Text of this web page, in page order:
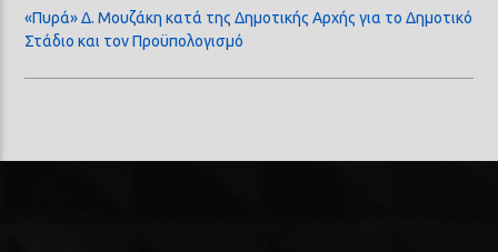
«Πυρά» Δ. Μουζάκη κατά της Δημοτικής Αρχής για το Δημοτικό
Στάδιο και τον Προϋπολογισμό